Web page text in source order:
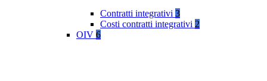
Contratti integrativi 3
Costi contratti integrativi 2
OIV 6